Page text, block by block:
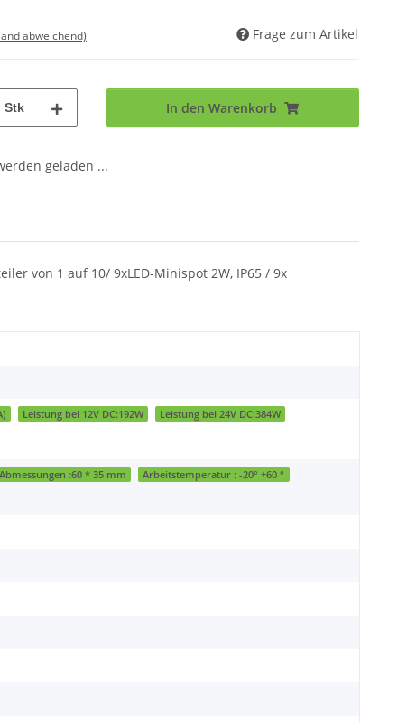
abweichend) Frage zum Artikel
Stk In den Warenkorb
geladen ...
von 1 auf 10/ 9xLED-Minispot 2W, IP65 / 9x
Leistung bei 12V DC:192W
Leistung bei 24V DC:384W
Abmessungen :60 * 35 mm
Arbeitstemperatur : -20° +60 °